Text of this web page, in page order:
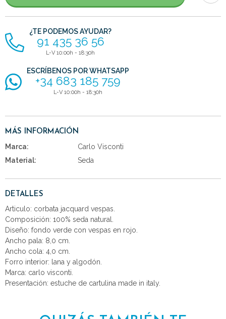
¿TE PODEMOS AYUDAR?
91 435 36 56
L-V 10:00h - 18:30h
ESCRÍBENOS POR WHATSAPP
+34 683 185 759
L-V 10:00h - 18:30h
MÁS INFORMACIÓN
Marca:
Carlo Visconti
Material:
Seda
DETALLES
Articulo: corbata jacquard vespas.
Composición: 100% seda natural.
Diseño: fondo verde con vespas en rojo.
Ancho pala: 8,0 cm.
Ancho cola: 4,0 cm.
Forro interior: lana y algodón.
Marca: carlo visconti.
Presentación: estuche de cartulina made in italy.